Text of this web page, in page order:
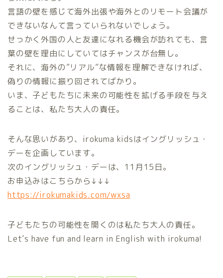
言語の壁を感じて海外出張や海外とのリモート会議が
できないなんて言っていられないでしょう。
せっかく外国の人と友達になれる機会が訪れても、言
葉の壁を理由にしていてはチャンスが台無し。
それに、海外の”リアル”な情報を理解できなければ、
偽りの情報に振り回されてばかり。
いま、子どもたちに未来の可能性を拡げる手段を与え
ることは、私たち大人の責任。
そんな思いがあり、irokuma kidsはイングリッシュ・
デーを企画しています。
次のイングリッシュ・デーは、11月15日。
お申込みはこちらから↓↓↓
https://irokumakids.com/wxsa
子どもたちの可能性を開くのは私たち大人の責任。
Let’s have fun and learn in English with irokuma!